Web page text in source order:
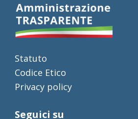
Statuto
Codice Etico
Privacy policy
Seguici su